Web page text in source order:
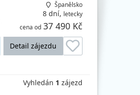
Španělsko
8 dní, letecky
cena od 37 490 Kč
Detail zájezdu
Vyhledán 1 zájezd